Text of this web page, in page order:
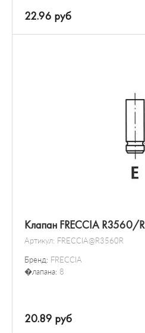
22.96 руб
Клапан FRECCIA R3560/R
Артикул: FRECCIA@R3560R
Бренд: FRECCIA
�лапана: 8
20.89 руб